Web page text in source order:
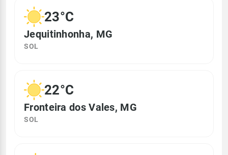
23°C
Jequitinhonha, MG
SOL
22°C
Fronteira dos Vales, MG
SOL